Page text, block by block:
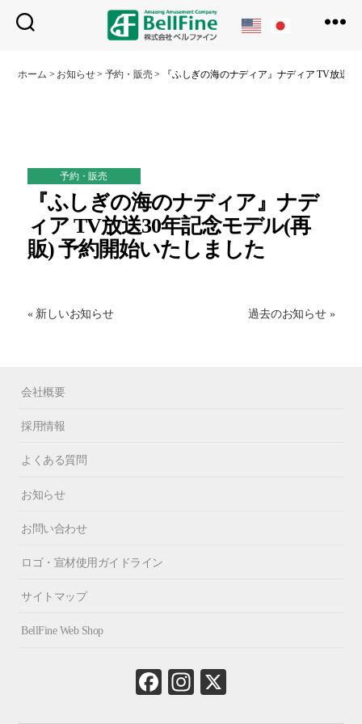
フ
ホーム > お知らせ> 予約・販売> 『ふしぎの海のナディア』ナディア TV放送
予約・販売
『ふしぎの海のナディア』ナデ
ィア TV放送30年記念モデル(再
販) 予約開始いたしました
« 新しいお知らせ 過去のお知らせ »
会社概要
採用情報
よくある質問
お知らせ
お問い合わせ
ロゴ・宣材使用ガイドライン
サイトマップ
BellFine Web Shop
Fa
ce
In
st